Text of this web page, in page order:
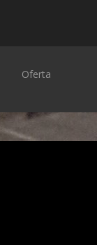
Oferta